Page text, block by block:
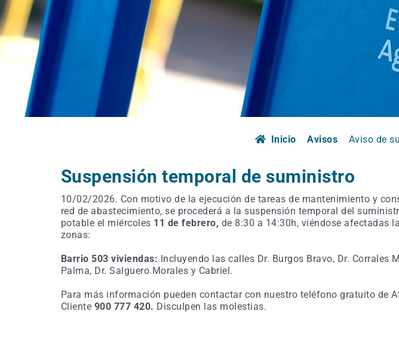
Inicio Avisos Aviso de
Suspensión temporal de suministro
10/02/2026. Con motivo de la ejecución de tareas de mantenimiento y
red de abastecimiento, se procederá a la suspensión temporal del
potable el miércoles 11 de febrero, de 8:30 a 14:30h, viéndose afectadas
zonas:
Barrio 503 viviendas: Incluyendo las calles Dr. Burgos Bravo, Dr. Corrales
Palma, Dr. Salguero Morales y Cabriel.
Para más información pueden contactar con nuestro teléfono gratuito de
Cliente 900 777 420. Disculpen las molestias.